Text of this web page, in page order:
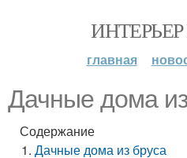
главная
Дачные дома
Содержание
Дачные дома из бруса